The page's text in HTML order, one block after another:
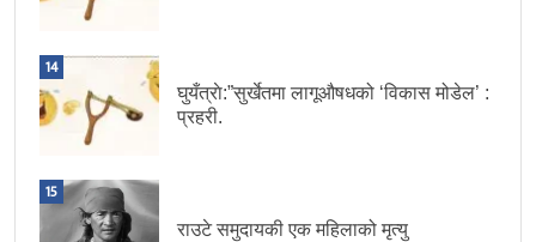
14
घुयँत्राे:”सुर्खेतमा लागूऔषधको ‘विकास मोडेल’ :
प्रहरी.
15
राउटे समुदायकी एक महिलाको मृत्यु